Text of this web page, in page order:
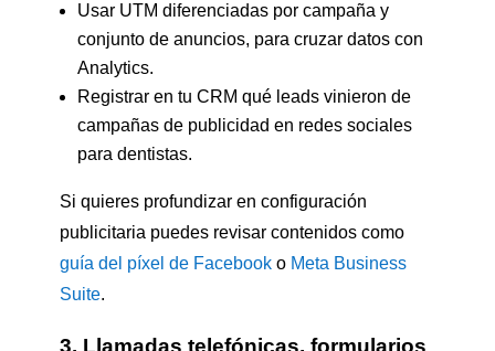
Usar UTM diferenciadas por campaña y
conjunto de anuncios, para cruzar datos con
Analytics.
Registrar en tu CRM qué leads vinieron de
campañas de publicidad en redes sociales
para dentistas.
Si quieres profundizar en configuración
publicitaria puedes revisar contenidos como
guía del píxel de Facebooko Meta Business
Suite.
3. Llamadas telefónicas, formularios